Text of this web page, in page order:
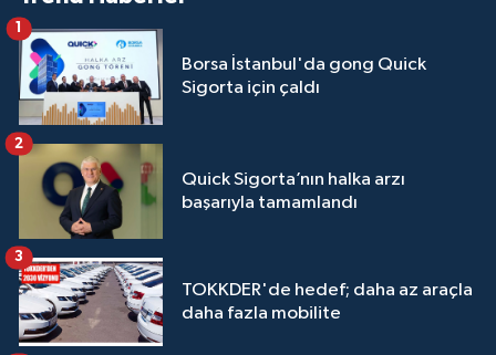
Borsa İstanbul'da gong Quick
Sigorta için çaldı
1
Quick Sigorta’nın halka arzı
başarıyla tamamlandı
2
TOKKDER'de hedef; daha az araçla
daha fazla mobilite
3